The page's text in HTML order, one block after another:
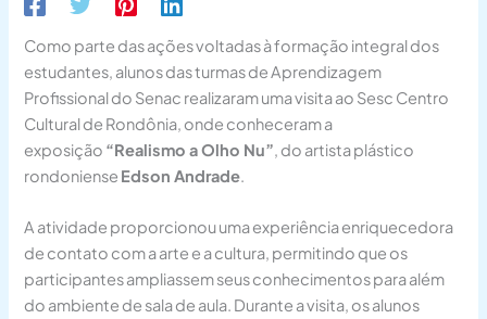
Como parte das ações voltadas à formação integral dos
estudantes, alunos das turmas de Aprendizagem
Profissional do Senac realizaram uma visita ao Sesc Centro
Cultural de Rondônia, onde conheceram a
exposição “Realismo a Olho Nu” , do artista plástico
rondoniense Edson Andrade
A atividade proporcionou uma experiência enriquecedora
de contato com a arte e a cultura, permitindo que os
participantes ampliassem seus conhecimentos para além
do ambiente de sala de aula. Durante a visita, os alunos